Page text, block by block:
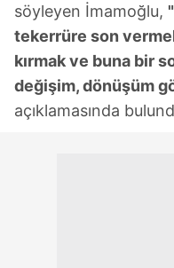
söyleyen İmamoğlu,
tekerrüre son
kırmak ve buna bir
değişim, dönüşüm
açıklamasında